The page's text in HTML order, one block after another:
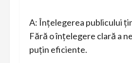
A: Înțelegerea publicului
Fără o înțelegere clară a
puțin eficiente.